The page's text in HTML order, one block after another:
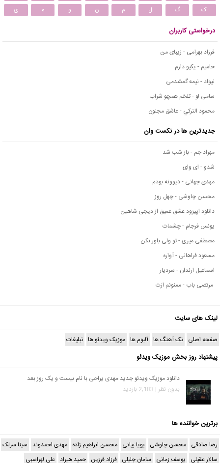
ک
گ ل م ن و ه ی
درخواستی کاربران
فرزاد بهرامی - زیبای من
حامیم - یکیو دارم
نیواد - نیمه گمشدمی
سامی لو - تلخم همچو شراب
محمود التركي - عاشق مجنون
جدیدترین ها در نکست وان
مهراد جم - باز شب شد
شدو - ای وای
مهدی جهانی - دیوونه بودم
محسن چاوشی - چهل روز
دانلود اپیزود عشق عمیق از دیجی شاهین
یونس فرجام - چشمات
مصطفی میری - تو ولی باور نکن
مسعود فراهانی - آواره
اسماعیل ارندان - سردیار
مرتضی باب - ممنونم ازت
لینک های سایت
صفحه اصلی تک آهنگ ها آلبوم ها موزیک ویدئو ها تبلیغات
پیشنهاد روز بخش موزیک ویدئو
دانلود موزیک ویدئو جدید مهدی یراحی با نام بیست و یک روز بعد
بدون نظر | 2,183 بازدید
برترین خواننده ها
رضا صادقی محسن چاوشی پویا بیاتی محسن ابراهیم زاده مهدی احمدوند سینا سرلک
سالار عقیلی یوسف زمانی سامان جلیلی فرزاد فرزین حمید هیراد علی لهراسبی